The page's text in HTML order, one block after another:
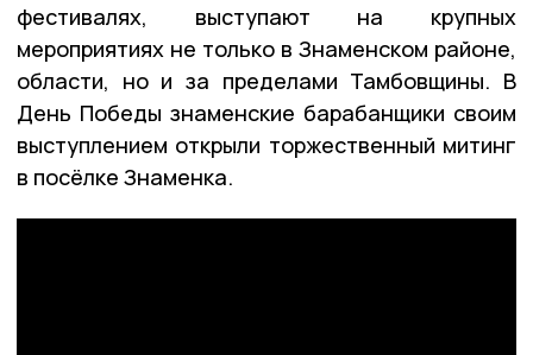
фестивалях, выступают на крупных
мероприятиях не только в Знаменском районе,
области, но и за пределами Тамбовщины. В
День Победы знаменские барабанщики своим
выступлением открыли торжественный митинг
в посёлке Знаменка.